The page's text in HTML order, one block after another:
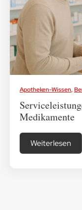
Apotheken-Wissen,
Medikamente
Weiterlesen